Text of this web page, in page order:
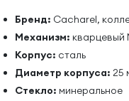
Бренд: Cacharel,
Механизм: кварцевый
Корпус: сталь
Диаметр корпуса: 25
Стекло: минеральное